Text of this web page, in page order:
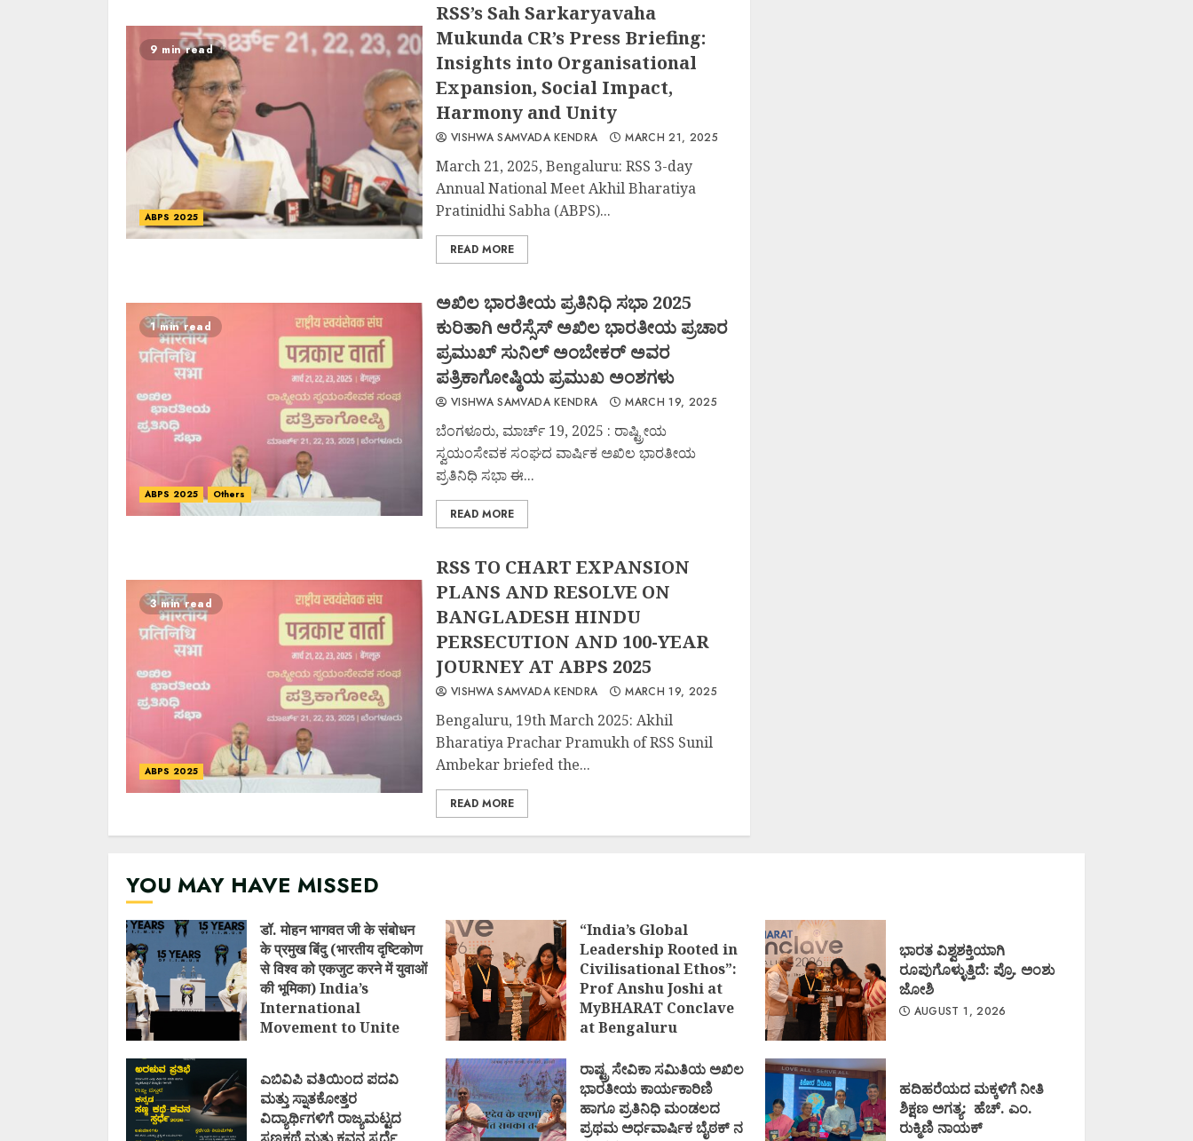
9 min read
ABPS 2025
RSS’s Sah Sarkaryavaha
Mukunda CR’s Press Briefing:
Insights into Organisational
Expansion, Social Impact,
Harmony and Unity
VISHWA SAMVADA KENDRA MARCH 21, 2025
March 21, 2025, Bengaluru: RSS 3-day
Annual National Meet Akhil Bharatiya
Pratinidhi Sabha (ABPS)...
READ MORE
1 min read
ABPS 2025 Others
ಅಖಿಲ ಭಾರತೀಯ ಪ್ರತಿನಿಧಿ ಸಭಾ 2025
ಕುರಿತಾಗಿ ಆರೆಸ್ಸೆಸ್ ಅಖಿಲ ಭಾರತೀಯ ಪ್ರಚಾರ
ಪ್ರಮುಖ್ ಸುನಿಲ್ ಅಂಬೇಕರ್ ಅವರ
ಪತ್ರಿಕಾಗೋಷ್ಠಿಯ ಪ್ರಮುಖ ಅಂಶಗಳು
VISHWA SAMVADA KENDRA MARCH 19, 2025
ಬೆಂಗಳೂರು, ಮಾರ್ಚ್ 19, 2025 : ರಾಷ್ಟ್ರೀಯ
ಸ್ವಯಂಸೇವಕ ಸಂಘದ ವಾರ್ಷಿಕ ಅಖಿಲ ಭಾರತೀಯ
ಪ್ರತಿನಿಧಿ ಸಭಾ ಈ...
READ MORE
3 min read
ABPS 2025
RSS TO CHART EXPANSION
PLANS AND RESOLVE ON
BANGLADESH HINDU
PERSECUTION AND 100-YEAR
JOURNEY AT ABPS 2025
VISHWA SAMVADA KENDRA MARCH 19, 2025
Bengaluru, 19th March 2025: Akhil
Bharatiya Prachar Pramukh of RSS Sunil
Ambekar briefed the...
READ MORE
YOU MAY HAVE MISSED
डॉ. मोहन भागवत जी के संबोधन
के प्रमुख बिंदु (भारतीय दृष्टिकोण
से विश्व को एकजुट करने में युवाओं
की भूमिका) India’s
International
Movement to Unite
AUGUST 7, 2026
“India’s Global
Leadership Rooted in
Civilisational Ethos”:
Prof Anshu Joshi at
MyBHARAT Conclave
at Bengaluru
ಭಾರತ ವಿಶ್ವಶಕ್ತಿಯಾಗಿ
ರೂಪುಗೊಳ್ಳುತ್ತಿದೆ: ಪ್ರೊ. ಅಂಶು
ಜೋಶಿ
AUGUST 1, 2026
ಎಬಿವಿಪಿ ವತಿಯಿಂದ ಪದವಿ
ಮತ್ತು ಸ್ನಾತಕೋತ್ತರ
ವಿದ್ಯಾರ್ಥಿಗಳಿಗೆ ರಾಜ್ಯಮಟ್ಟದ
ರಾಷ್ಟ್ರ ಸೇವಿಕಾ ಸಮಿತಿಯ ಅಖಿಲ
ಭಾರತೀಯ ಕಾರ್ಯಕಾರಿಣಿ
ಹಾಗೂ ಪ್ರತಿನಿಧಿ ಮಂಡಲದ
ಪ್ರಥಮ ಅರ್ಧವಾರ್ಷಿಕ ಬೈಠಕ್ ನ
ಹದಿಹರೆಯದ ಮಕ್ಕಳಿಗೆ ನೀತಿ
ಶಿಕ್ಷಣ ಅಗತ್ಯ: ಹೆಚ್. ಎಂ.
ರುಕ್ಮಿಣಿ ನಾಯಕ್